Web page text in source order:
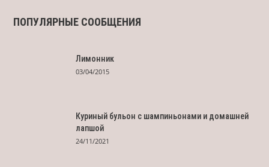
ПОПУЛЯРНЫЕ СООБЩЕНИЯ
Лимонник
03/04/2015
Куриный бульон с шампиньонами и домашней
лапшой
24/11/2021